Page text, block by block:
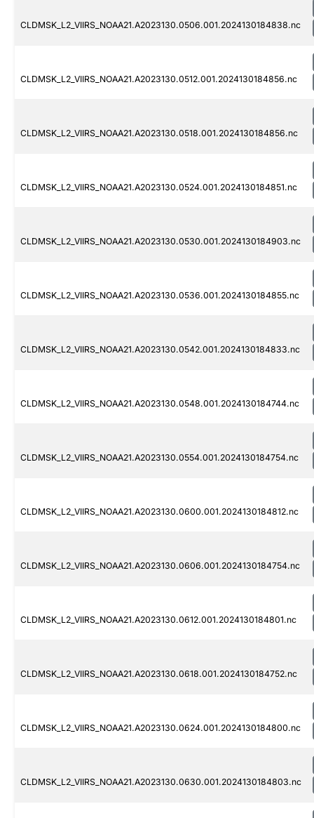
CLDMSK_L2_VIIRS_NOAA21.A2023130.0506.001.2024130184838.nc
CLDMSK_L2_VIIRS_NOAA21.A2023130.0512.001.2024130184856.nc
CLDMSK_L2_VIIRS_NOAA21.A2023130.0518.001.2024130184856.nc
CLDMSK_L2_VIIRS_NOAA21.A2023130.0524.001.2024130184851.nc
CLDMSK_L2_VIIRS_NOAA21.A2023130.0530.001.2024130184903.nc
CLDMSK_L2_VIIRS_NOAA21.A2023130.0536.001.2024130184855.nc
CLDMSK_L2_VIIRS_NOAA21.A2023130.0542.001.2024130184833.nc
CLDMSK_L2_VIIRS_NOAA21.A2023130.0548.001.2024130184744.nc
CLDMSK_L2_VIIRS_NOAA21.A2023130.0554.001.2024130184754.nc
CLDMSK_L2_VIIRS_NOAA21.A2023130.0600.001.2024130184812.nc
CLDMSK_L2_VIIRS_NOAA21.A2023130.0606.001.2024130184754.nc
CLDMSK_L2_VIIRS_NOAA21.A2023130.0612.001.2024130184801.nc
CLDMSK_L2_VIIRS_NOAA21.A2023130.0618.001.2024130184752.nc
CLDMSK_L2_VIIRS_NOAA21.A2023130.0624.001.2024130184800.nc
CLDMSK_L2_VIIRS_NOAA21.A2023130.0630.001.2024130184803.nc